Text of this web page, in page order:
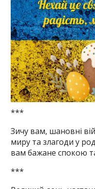
***
Зичу вам, шановні
миру та злагоди у
вам бажане спокою
***